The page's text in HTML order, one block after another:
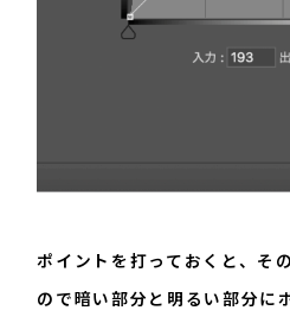
ポイントを打っておくと、そ
ので暗い部分と明るい部分に